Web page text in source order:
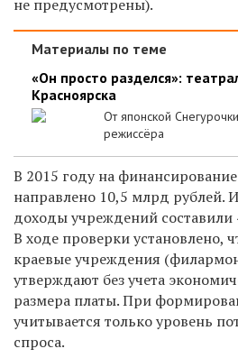
не предусмотрены).
Материалы по теме
«Он просто разделся»:
Красноярска
От японской
режиссёра
В 2015 году на
направлено 10,5 млрд рублей.
доходы учреждений составили
В ходе проверки установлено,
краевые учреждения
утверждают без учета
размера платы. При
учитывается только уровень
спроса.